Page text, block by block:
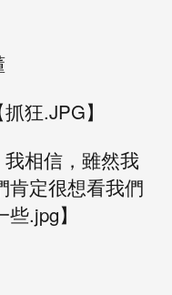
狂.JPG】
相信，雖然我
肯定很想看我們
.jpg】